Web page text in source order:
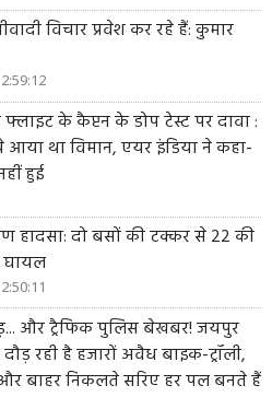
विचार प्रवेश कर रहे हैं: कुमार
के कैप्टन के डोप टेस्ट पर दावा :
आया था विमान, एयर इंडिया ने कहा-
हुई
हादसा: दो बसों की टक्कर से 22 की
घायल
और ट्रैफिक पुलिस बेखबर! जयपुर
रही है हजारों अवैध बाइक-ट्रॉली,
बाहर निकलते सरिए हर पल बनते हैं